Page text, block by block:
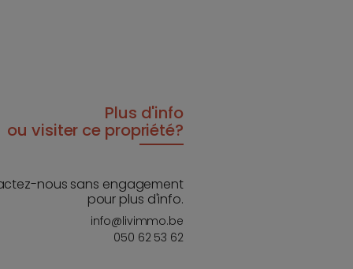
Plus d'info
ou visiter ce propriété?
nous sans engagement
pour plus d'info.
info@livimmo.be
050 62 53 62